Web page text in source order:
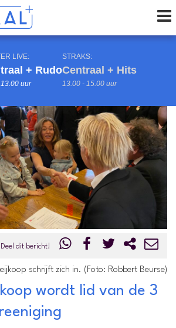
LIVE:
+ Rudo
uur
STRAKS:
Centraal + Hits
13.00 - 15.00 uur
uur 1 van 0 Volgend uur
Deel dit bericht!
schrijft zich in. (Foto: Robbert Beurse)
wordt lid van de 3